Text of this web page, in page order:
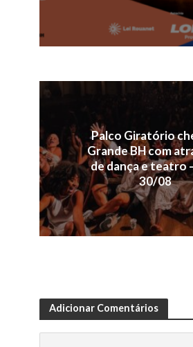
Palco Giratório
Grande BH com
de dança e teatro
30/08
Adicionar Comentários